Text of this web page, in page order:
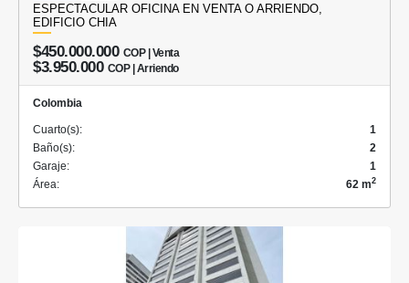
ESPECTACULAR OFICINA EN VENTA O ARRIENDO,
EDIFICIO CHIA
$450.000.000 COP | Venta
$3.950.000 COP | Arriendo
Colombia
Cuarto(s):
1
Baño(s):
2
Garaje:
1
Área:
62 m2